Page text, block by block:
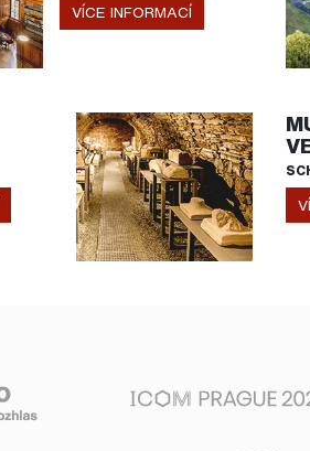
VÍCE INFORMACÍ